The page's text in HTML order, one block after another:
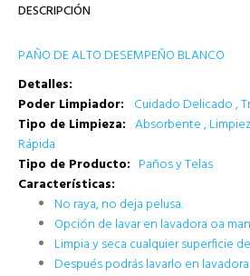
DESCRIPCIÓN
PAÑO DE ALTO DESEMPEÑO BLANCO
Detalles:
Poder Limpiador: Cuidado Delicado,
Tipo de Limpieza: Absorbente,
Rápida
Tipo de Producto: Paños y Telas
Características:
No raya, no deja pelusa.
Opción de lavar en lavadora oa
Limpia y seca cualquier superficie
Después podrás lavarlo en